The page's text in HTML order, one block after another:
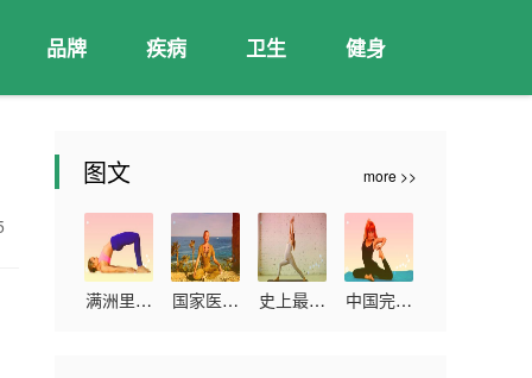
品牌 疾病 卫生 健身
图文 more >>
满洲里累
国家医保
史上最大
中国完成